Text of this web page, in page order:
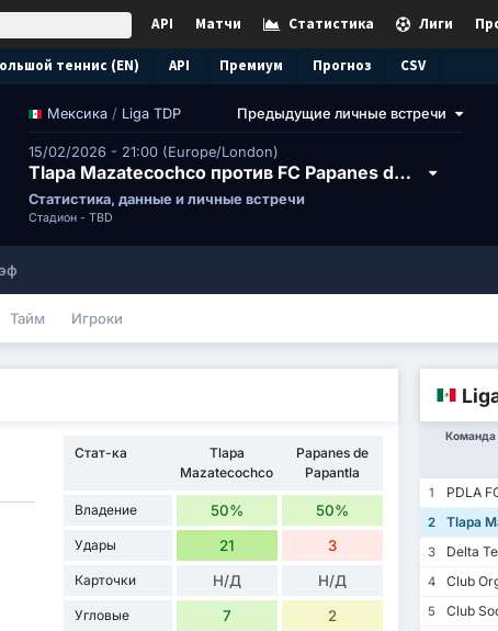
Лиги
Статистика
Матчи
API
теннис (EN) API Премиум Прогноз CSV
Мексика / Liga TDP Предыдущие личные встречи
15/02/2026 - 21:00 (Europe/London)
Tlapa Mazatecochco против FC Papanes de Papantla
Статистика, данные и личные встречи
Стадион - TBD
Тайм Игроки
Стат-ка
Tlapa
Mazatecochco
Papanes de
Papantla
Владение 50% 50%
Удары 21 3
Карточки Н/Д Н/Д
Угловые 7 2
Команда
1 PDLA
2
Tlapa
3
Delta
4
Club
5
Club